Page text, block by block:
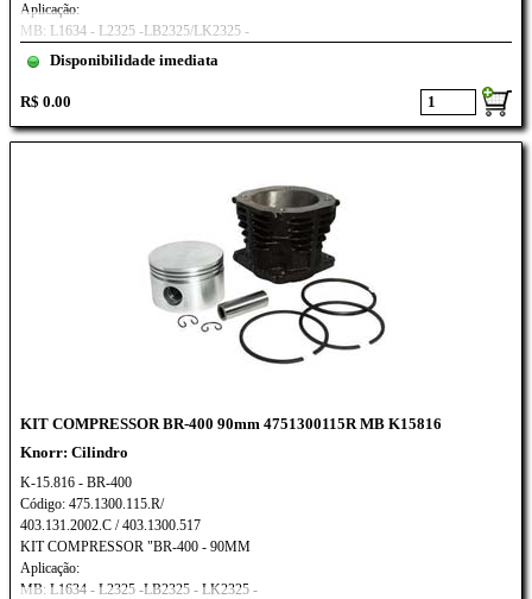
Aplicação:
MB: L1634 - L2325 -LB2325/LK2325 -
LS1625 -LS1630 -LS1934 - LS1935 -
LS1941 -LS2635 -O370R/RS/RSD
Disponibilidade imediata
R$ 0.00
KIT COMPRESSOR BR-400 90mm 4751300115R MB K15816
Knorr: Cilindro
K-15.816 - BR-400
Código: 475.1300.115.R/
403.131.2002.C / 403.1300.517
KIT COMPRESSOR "BR-400 - 90MM
Aplicação:
MB: L1634 - L2325 -LB2325 - LK2325 -